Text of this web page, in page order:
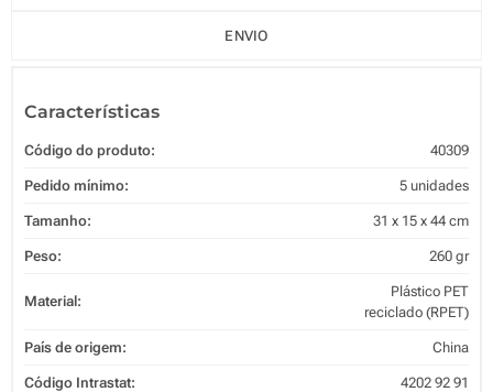
ENVIO
Características
Código do produto: 40309
Pedido mínimo: 5 unidades
Tamanho: 31 x 15 x 44 cm
Peso: 260 gr
Material:
Plástico PET
reciclado (RPET)
País de origem: China
Código Intrastat: 4202 92 91